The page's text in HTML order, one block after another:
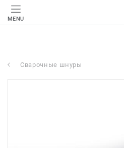
MENU
Сварочные шнуры